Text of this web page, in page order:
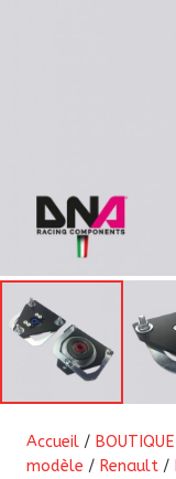
Accueil / BOUTIQUE
modèle / Renault /